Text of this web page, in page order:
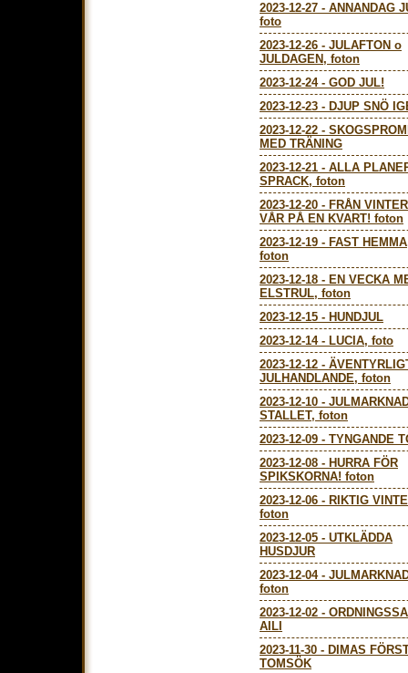
2023-12-27 - ANNANDAG
foto
2023-12-26 - JULAFTON o
JULDAGEN, foton
2023-12-24- GOD JUL!
2023-12-23 - DJUP SNÖ
2023-12-22 -
MED TRÄNING
2023-12-21 - ALLA
SPRACK, foton
2023-12-20 - FRÅN
VÅR PÅ EN KVART! foton
2023-12-19 - FAST
foton
2023-12-18 - EN VECKA
ELSTRUL, foton
2023-12-15 - HUNDJUL
2023-12-14- LUCIA, foto
2023-12-12 -
JULHANDLANDE, foton
2023-12-10 -
STALLET, foton
2023-12-09 - TYNGANDE
2023-12-08 - HURRA FÖR
SPIKSKORNA! foton
2023-12-06 - RIKTIG
foton
2023-12-05 - UTKLÄDDA
HUSDJUR
2023-12-04-
foton
2023-12-02 -
AILI
2023-11-30 - DIMAS
TOMSÖK